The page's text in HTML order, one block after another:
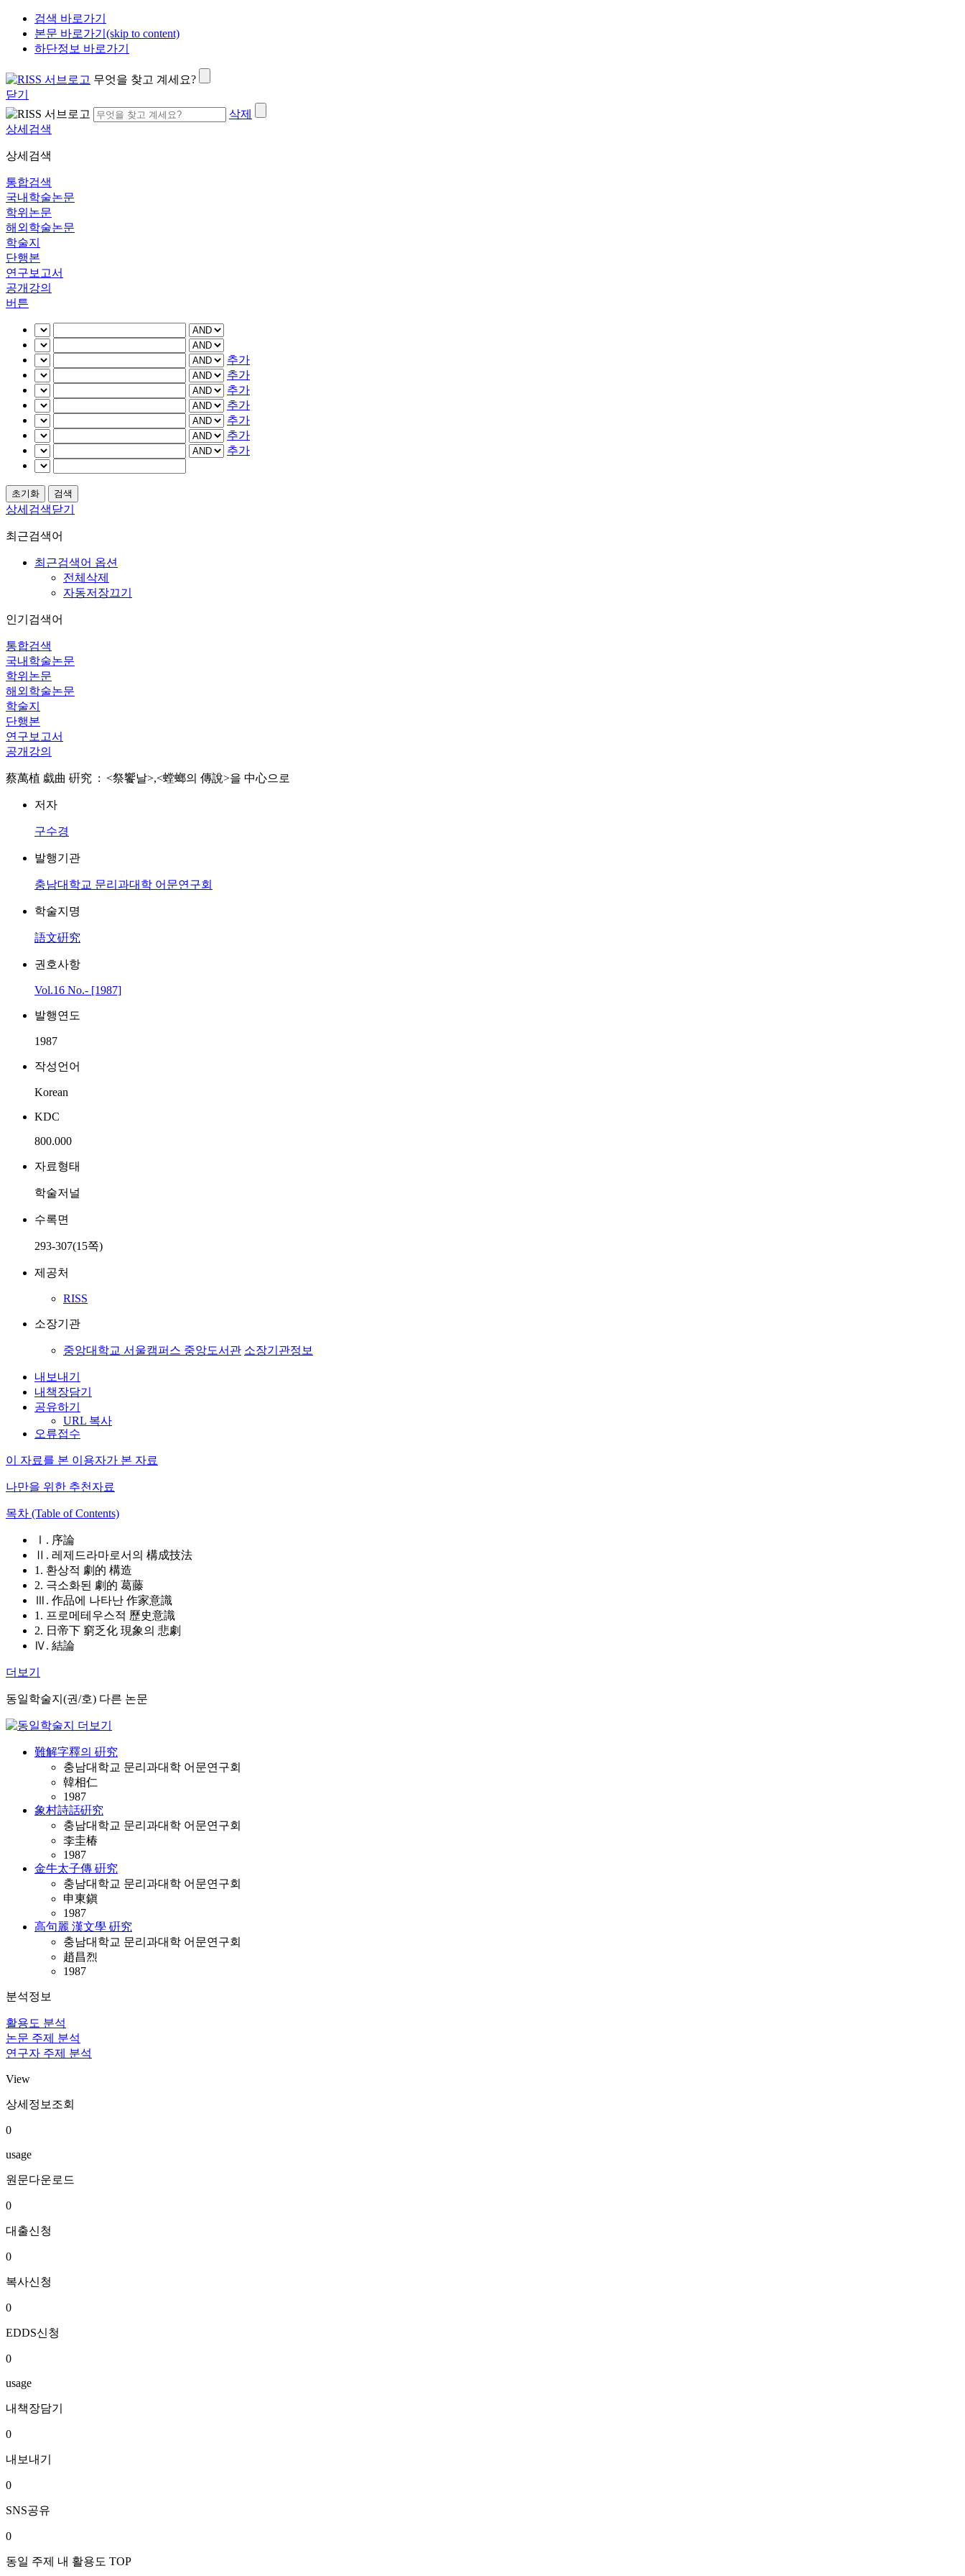
검색 바로가기
본문 바로가기(skip to content)
하단정보 바로가기
무엇을 찾고 계세요?
닫기
삭제
상세검색
상세검색
통합검색
국내학술논문
학위논문
해외학술논문
학술지
단행본
연구보고서
공개강의
버튼
추가
추가
추가
추가
추가
추가
추가
상세검색닫기
최근검색어
최근검색어 옵션
전체삭제
자동저장끄기
인기검색어
통합검색
국내학술논문
학위논문
해외학술논문
학술지
단행본
연구보고서
공개강의
蔡萬植 戱曲 硏究 : <祭饗날>,<螳螂의 傳說>을 中心으로
저자
구수경
발행기관
충남대학교 문리과대학 어문연구회
학술지명
語文硏究
권호사항
Vol.16 No.- [1987]
발행연도
1987
작성언어
Korean
KDC
800.000
자료형태
학술저널
수록면
293-307(15쪽)
제공처
RISS
소장기관
중앙대학교 서울캠퍼스 중앙도서관 소장기관정보
내보내기
내책장담기
공유하기
URL 복사
오류접수
이 자료를 본 이용자가 본 자료
나만을 위한 추천자료
목차 (Table of Contents)
Ⅰ. 序論
Ⅱ. 레제드라마로서의 構成技法
1. 환상적 劇的 構造
2. 극소화된 劇的 葛藤
Ⅲ. 作品에 나타난 作家意識
1. 프로메테우스적 歷史意識
2. 日帝下 窮乏化 現象의 悲劇
Ⅳ. 結論
더보기
동일학술지(권/호) 다른 논문
難解字釋의 硏究
충남대학교 문리과대학 어문연구회
韓相仁
1987
象村詩話硏究
충남대학교 문리과대학 어문연구회
李圭椿
1987
金牛太子傳 硏究
충남대학교 문리과대학 어문연구회
申東鎭
1987
高句麗 漢文學 硏究
충남대학교 문리과대학 어문연구회
趙昌烈
1987
분석정보
활용도 분석
논문 주제 분석
연구자 주제 분석
View
상세정보조회
0
usage
원문다운로드
0
대출신청
0
복사신청
0
EDDS신청
0
usage
내책장담기
0
내보내기
0
SNS공유
0
동일 주제 내 활용도 TOP